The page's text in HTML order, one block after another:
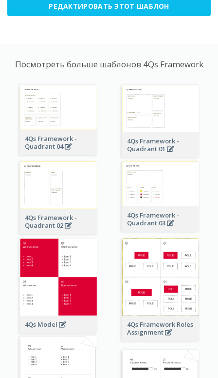
РЕДАКТИРОВАТЬ ЭТОТ ШАБЛОН
Посмотреть больше шаблонов 4Qs Framework
4Qs Framework -
Quadrant 04
4Qs Framework -
Quadrant 01
4Qs Framework -
Quadrant 02
4Qs Framework -
Quadrant 03
4Qs Model
4Qs Framework Roles
Assignment